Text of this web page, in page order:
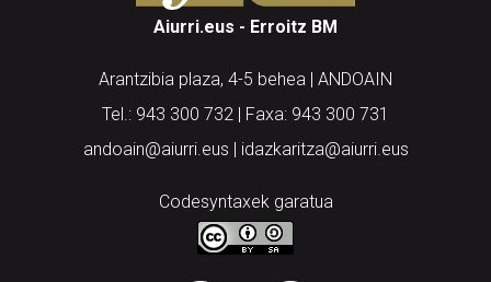
Aiurri.eus - Erroitz BM
Arantzibia plaza, 4-5 behea | ANDOAIN
Tel.: 943 300 732 | Faxa: 943 300 731
andoain@aiurri.eus | idazkaritza@aiurri.eus
Codesyntaxek garatua